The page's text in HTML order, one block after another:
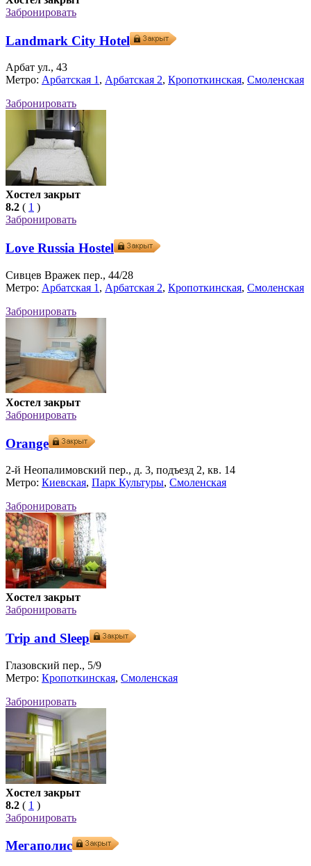
Забронировать
Landmark City Hotel
Арбат ул., 43
Метро: Арбатская 1 , Арбатская 2, Кропоткинская, Смоленская
Забронировать
Хостел закрыт
8.2 ( 1 )
Забронировать
Love Russia Hostel
Сивцев Вражек пер., 44/28
Метро: Арбатская 1 , Арбатская 2, Кропоткинская, Смоленская
Забронировать
Хостел закрыт
Забронировать
Orange
2-й Неопалимовский пер., д. 3, подъезд 2, кв. 14
Метро: Киевская, Парк Культуры, Смоленская
Забронировать
Хостел закрыт
Забронировать
Trip and Sleep
Глазовский пер., 5/9
Метро: Кропоткинская, Смоленская
Забронировать
Хостел закрыт
8.2 ( 1 )
Забронировать
Мегаполис